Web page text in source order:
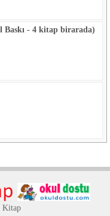
Baskı - 4 kitap birarada)
Kitap